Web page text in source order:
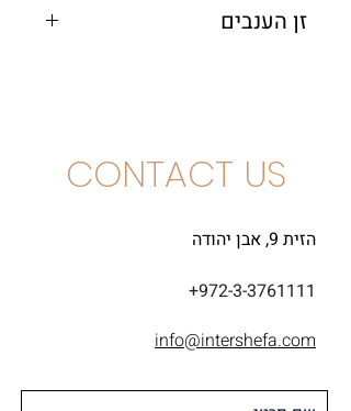
זן הענבים
CONTACT US
הזית 9, אבן יהודה
+972-3-3761111
info@intershefa.com